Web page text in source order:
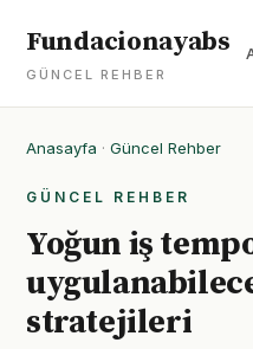
Fundacionayabs
GÜNCEL REHBER
Anasayfa · Güncel Rehber
GÜNCEL REHBER
Yoğun iş
stratejileri